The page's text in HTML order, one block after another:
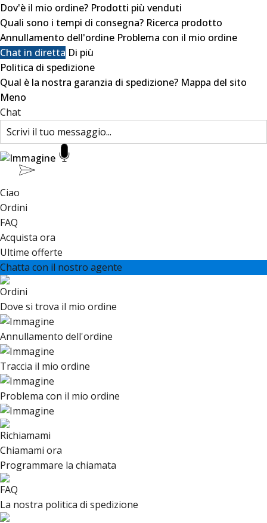
Dov'è il mio ordine? Prodotti più venduti
Quali sono i tempi di consegna? Ricerca prodotto
Annullamento dell'ordine Problema con il mio ordine
Chat in diretta Di più
Politica di spedizione
Qual è la nostra garanzia di spedizione? Mappa del sito
Meno
Chat
Ciao
Ordini
FAQ
Acquista ora
Ultime offerte
Chatta con il nostro agente
Ordini
Dove si trova il mio ordine
Annullamento dell'ordine
Traccia il mio ordine
Problema con il mio ordine
Richiamami
Chiamami ora
Programmare la chiamata
FAQ
La nostra politica di spedizione